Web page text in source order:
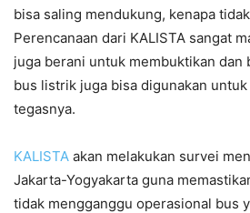
bisa saling mendukung, kenapa
Perencanaan dari KALISTA sangat
juga berani untuk membuktikan dan
bus listrik juga bisa digunakan untuk
tegasnya.
KALISTA akan melakukan survei
Jakarta-Yogyakarta guna
tidak mengganggu operasional bus